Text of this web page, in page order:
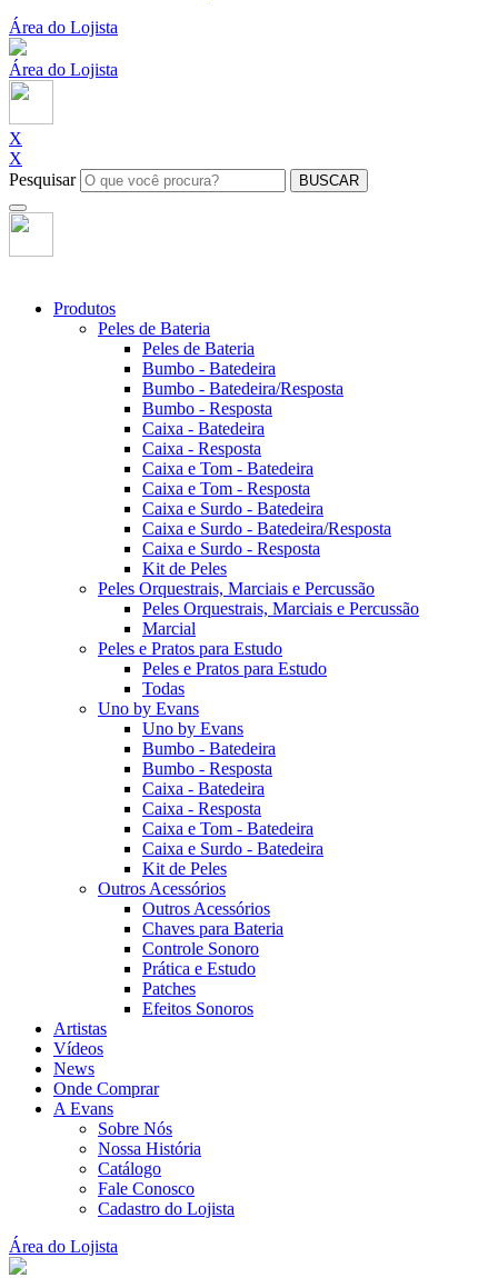
Área do Lojista
Área do Lojista
X
X
Pesquisar
BUSCAR
Produtos
Peles de Bateria
Peles de Bateria
Bumbo - Batedeira
Bumbo - Batedeira/Resposta
Bumbo - Resposta
Caixa - Batedeira
Caixa - Resposta
Caixa e Tom - Batedeira
Caixa e Tom - Resposta
Caixa e Surdo - Batedeira
Caixa e Surdo - Batedeira/Resposta
Caixa e Surdo - Resposta
Kit de Peles
Peles Orquestrais, Marciais e Percussão
Peles Orquestrais, Marciais e Percussão
Marcial
Peles e Pratos para Estudo
Peles e Pratos para Estudo
Todas
Uno by Evans
Uno by Evans
Bumbo - Batedeira
Bumbo - Resposta
Caixa - Batedeira
Caixa - Resposta
Caixa e Tom - Batedeira
Caixa e Surdo - Batedeira
Kit de Peles
Outros Acessórios
Outros Acessórios
Chaves para Bateria
Controle Sonoro
Prática e Estudo
Patches
Efeitos Sonoros
Artistas
Vídeos
News
Onde Comprar
A Evans
Sobre Nós
Nossa História
Catálogo
Fale Conosco
Cadastro do Lojista
Área do Lojista